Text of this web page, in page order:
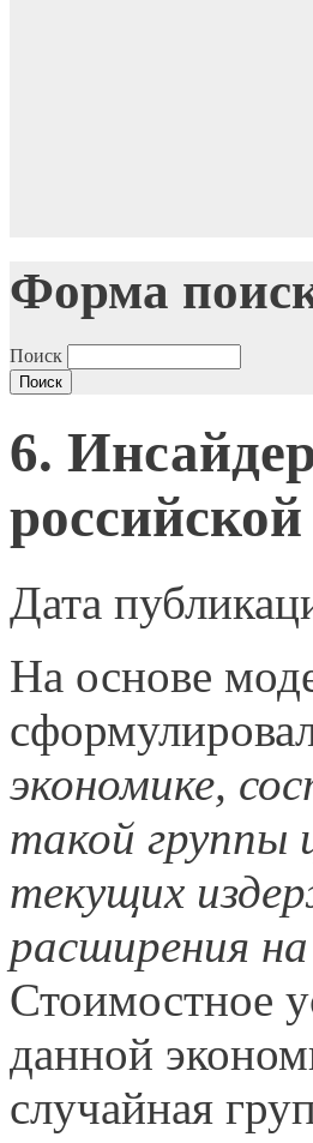
Форма
Поиск
6.
Дата
На основе
экономике,
такой группы
текущих
расширения
Стоимостное
данной
случайная